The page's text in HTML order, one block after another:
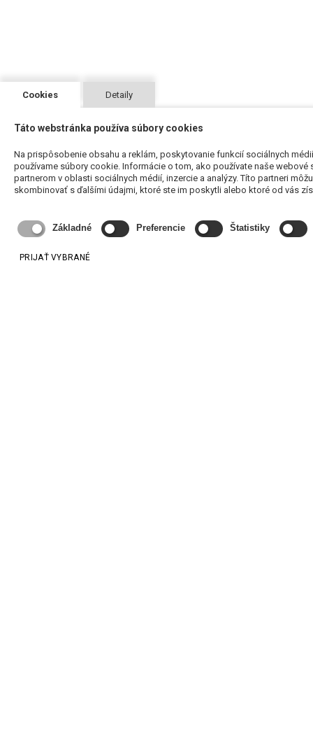
Cookies Detaily
Táto webstránka používa súbory cookies
Na prispôsobenie obsahu a reklám, poskytovanie funkcií sociálnych
používame súbory cookie. Informácie o tom, ako používate naše webové
partnerom v oblasti sociálnych médií, inzercie a analýzy. Títo partneri
skombinovať s ďalšími údajmi, ktoré ste im poskytli alebo ktoré od vás
Základné Preferencie Štatistiky
PRIJAŤ VYBRANÉ